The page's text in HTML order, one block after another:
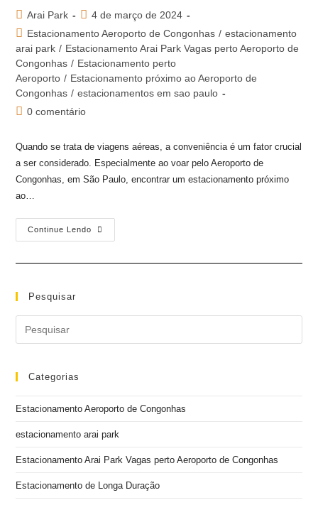
Arai Park
4 de março de 2024
Estacionamento Aeroporto de Congonhas / estacionamento
arai park / Estacionamento Arai Park Vagas perto Aeroporto de
Congonhas / Estacionamento perto
Aeroporto / Estacionamento próximo ao Aeroporto de
Congonhas / estacionamentos em sao paulo
0 comentário
Quando se trata de viagens aéreas, a conveniência é um fator crucial
a ser considerado. Especialmente ao voar pelo Aeroporto de
Congonhas, em São Paulo, encontrar um estacionamento próximo
ao…
Continue Lendo
Pesquisar
Categorias
Estacionamento Aeroporto de Congonhas
estacionamento arai park
Estacionamento Arai Park Vagas perto Aeroporto de Congonhas
Estacionamento de Longa Duração